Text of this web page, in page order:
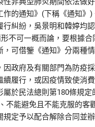
作的通知》(下稱《通知》)
行糾紛，吳景明和韓婷均
形不可一概而論，要根據合
，可借鑒《通知》分兩種情
政府及有關部門為防疫
續履行，或因疫情致使消
屬於民法總則第180條規定
不能避免且不能克服的客
規定予以配合解除合同並